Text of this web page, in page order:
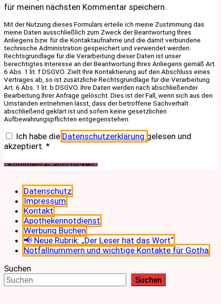
für meinen nächsten Kommentar speichern.
Mit der Nutzung dieses Formulars erteile ich meine Zustimmung das
meine Daten ausschließlich zum Zweck der Beantwortung Ihres
Anliegens bzw. für die Kontaktaufnahme und die damit verbundene
technische Administration gespeichert und verwendet werden.
Rechtsgrundlage für die Verarbeitung dieser Daten ist unser
berechtigtes Interesse an der Beantwortung Ihres Anliegens gemäß Art.
6 Abs. 1 lit. f DSGVO. Zielt Ihre Kontaktierung auf den Abschluss eines
Vertrages ab, so ist zusätzliche Rechtsgrundlage für die Verarbeitung
Art. 6 Abs. 1 lit. b DSGVO. Ihre Daten werden nach abschließender
Bearbeitung Ihrer Anfrage gelöscht. Dies ist der Fall, wenn sich aus den
Umständen entnehmen lässt, dass der betroffene Sachverhalt
abschließend geklärt ist und sofern keine gesetzlichen
Aufbewahrungspflichten entgegenstehen.
Ich habe die Datenschutzerklärung gelesen und
akzeptiert. *
Datenschutz
Impressum
Kontakt
Apothekennotdienst
Werbung Buchen
📢 Neue Rubrik: „Der Leser hat das Wort“
Notfallnummern und wichtige Kontakte für Gotha
Suchen
Suchen